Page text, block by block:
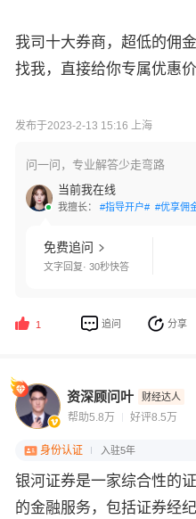
我司十大券商，超低的佣
找我，直接给你专属优惠价
发布于2023-2-13 15:16 上海
问一问，专业解答少走弯路
当前我在线
我擅长： #指导开户# #优享佣
免费追问
文字回复· 30秒快答
1 追问 分享
资深顾问叶 财经达人
帮助5.8万 好评8.5万
身份认证 入驻5年
银河证券是一家综合性的
的金融服务，包括证券经